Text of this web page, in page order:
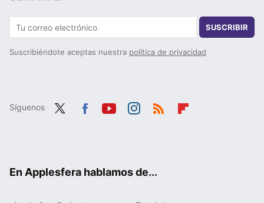
SUSCRIBIR
Suscribiéndote aceptas nuestra política de privacidad
Síguenos
En Applesfera hablamos de...